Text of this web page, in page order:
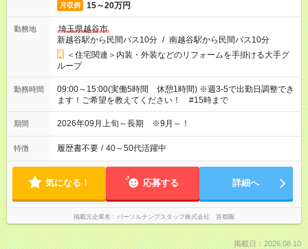
月収例 15～20万円
勤務地
埼玉県越谷市
新越谷駅から民間バス10分 / 南越谷駅から民間バス10分
＜住宅関連＞内装・外装などのリフォームを手掛ける大手グ
ループ
勤務時間
09:00～15:00(実働5時間 休憩1時間) ※週3-5で出勤日調整でき
ます！ご希望を教えてください！ #15時まで
期間 2026年09月上旬～長期 ※9月～！
特徴 履歴書不要 / 40～50代活躍中
気になる！ 応募する 詳細へ
掲載元企業名 パーソルテンプスタッフ株式会社 首都圏
掲載日：2026.08.10